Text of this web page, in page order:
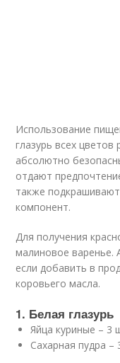
Использование
глазурь всех
абсолютно
отдают
также
компонент.
Для получения
малиновое варенье.
если добавить в
коровьего масла.
1. Белая глазурь
Яйца куриные – 3
Сахарная пудра –